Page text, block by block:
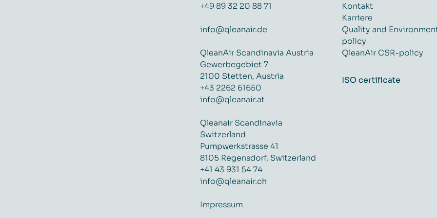
+49 89 32 20 88 71
info@qleanair.de
QleanAir Scandinavia Austria
Gewerbegebiet 7
2100 Stetten, Austria
+43 2262 61650
info@qleanair.at
Qleanair Scandinavia
Switzerland
Pumpwerkstrasse 41
8105 Regensdorf, Switzerland
+41 43 931 54 74
info@qleanair.ch
Impressum
Kontakt
Karriere
Quality and
policy
QleanAir CSR-policy
ISO certificate